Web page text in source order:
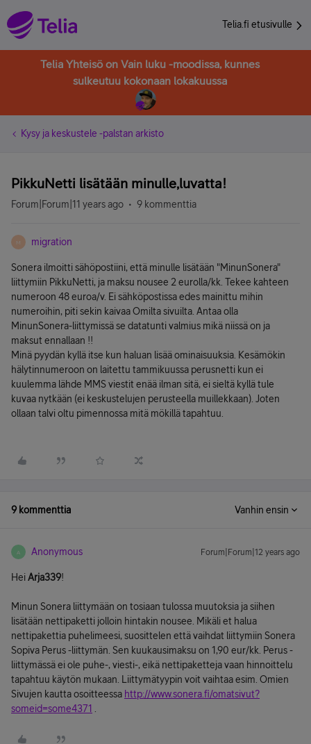
Telia.fi etusivulle
Telia Yhteisö on Vain luku -moodissa, kunnes
sulkeutuu kokonaan lokakuussa
Kysy ja keskustele -palstan arkisto
PikkuNetti lisätään minulle,luvatta!
Forum|Forum|11 years ago 9 kommenttia
M migration
Sonera ilmoitti sähöpostiini, että minulle lisätään "MinunSonera"
liittymiin PikkuNetti, ja maksu nousee 2 eurolla/kk. Tekee kahteen
numeroon 48 euroa/v. Ei sähköpostissa edes mainittu mihin
numeroihin, piti sekin kaivaa Omilta sivuilta. Antaa olla
MinunSonera-liittymissä se datatunti valmius mikä niissä on ja
maksut ennallaan !!
Minä pyydän kyllä itse kun haluan lisää ominaisuuksia. Kesämökin
hälytinnumeroon on laitettu tammikuussa perusnetti kun ei
kuulemma lähde MMS viestit enää ilman sitä, ei sieltä kyllä tule
kuvaa nytkään (ei keskustelujen perusteella muillekkaan). Joten
ollaan talvi oltu pimennossa mitä mökillä tapahtuu.
9 kommenttia Vanhin ensin
A Anonymous Forum|Forum|12 years ago
HeiArja339!
Minun Sonera liittymään on tosiaan tulossa muutoksia ja siihen
lisätään nettipaketti jolloin hintakin nousee. Mikäli et halua
nettipakettia puhelimeesi, suosittelen että vaihdat liittymiin Sonera
Sopiva Perus -liittymän. Sen kuukausimaksu on 1,90 eur/kk. Perus -
liittymässä ei ole puhe-, viesti-, eikä nettipaketteja vaan hinnoittelu
tapahtuu käytön mukaan. Liittymätyypin voit vaihtaa esim. Omien
Sivujen kautta osoitteessa http://www.sonera.fi/omatsivut?
someid=some4371